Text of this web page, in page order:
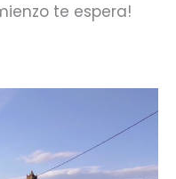
te espera!